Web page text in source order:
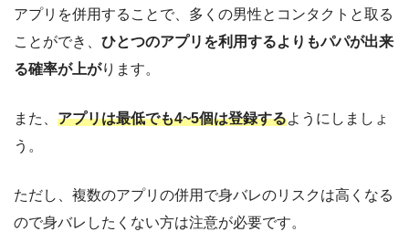
アプリを併用することで、多くの男性とコンタクトと取る
ことができ、 ひとつのアプリを利用するよりもパパが出来
る確率が上がります。
また、 アプリは最低でも4~5個は登録するようにしましょ
う。
ただし、複数のアプリの併用で身バレのリスクは高くなる
ので身バレしたくない方は注意が必要です。